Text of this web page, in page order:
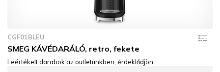
CGF01BLEU
SMEG KÁVÉDARÁLÓ, retro, fekete
Leértékelt darabok az outletünkben, érdeklődjön